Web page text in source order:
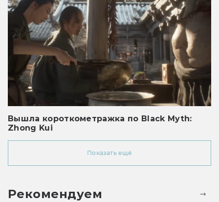
Вышла короткометражка по Black Myth:
Zhong Kui
Показать ещё
Рекомендуем